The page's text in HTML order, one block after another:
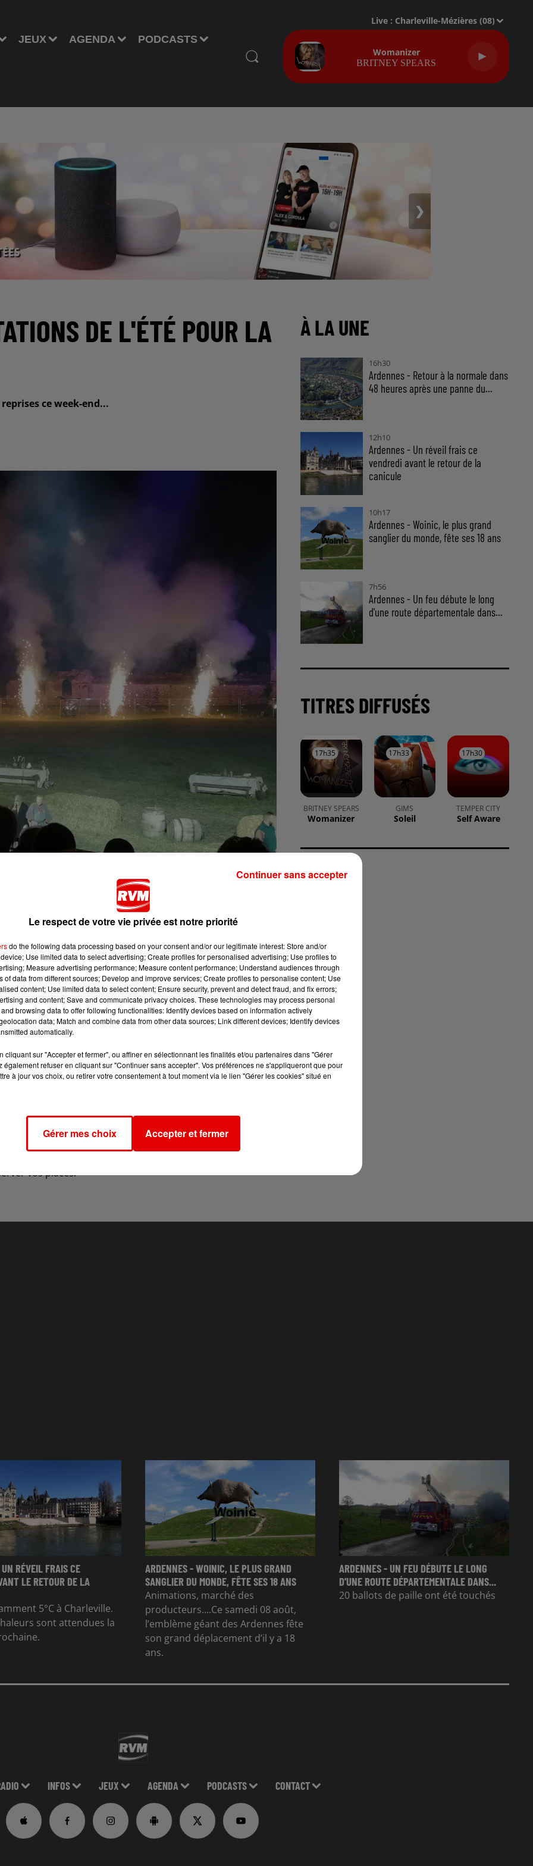
JEUX AGENDA PODCASTS
Live : Charleville-Mézières (08)
Womanizer
BRITNEY SPEARS
❯
DE L'ÉTÉ POUR LA
ce week-end...
Cassine
la Cassine a choisi de consacrer son spectacle estival à un
Robin des Bois.
forêt de Sherwood. Le concept reste le même : les
unique en Europequi se déplace au fil des scènes sur 300
d'entraide et d'amour.
au micro de Cordula Mullerke :
ne désemplit pas depuis sa première.
vendredi 12 et samedi 13 août à 22h30, c’est donc le
vos places.
À LA UNE
16h30
Ardennes - Retour à la normale dans
48 heures après une panne du...
12h10
Ardennes - Un réveil frais ce
vendredi avant le retour de la
canicule
10h17
Ardennes - Woinic, le plus grand
sanglier du monde, fête ses 18 ans
7h56
Ardennes - Un feu débute le long
d'une route départementale dans...
TITRES DIFFUSÉS
17h35
17h35
BRITNEY SPEARS
Womanizer
17h33
17h33
GIMS
Soleil
17h30
17h30
TEMPER CITY
Self Aware
RÉVEIL FRAIS CE
LE RETOUR DE LA
5°C à Charleville.
sont attendues la
ARDENNES - WOINIC, LE PLUS GRAND
SANGLIER DU MONDE, FÊTE SES 18 ANS
Animations, marché des
producteurs....Ce samedi 08 août,
l’emblème géant des Ardennes fête
son grand déplacement d’il y a 18
ans.
ARDENNES - UN FEU DÉBUTE LE LONG
D'UNE ROUTE DÉPARTEMENTALE DANS...
20 ballots de paille ont été touchés
INFOS JEUX AGENDA PODCASTS CONTACT
Le respect de votre vie privée est notre priorité
do the following data processing based on your consent and/or our legitimate interest: Store and/or
Use limited data to select advertising; Create profiles for personalised advertising; Use profiles to
Measure advertising performance; Measure content performance; Understand audiences through
of data from different sources; Develop and improve services; Create profiles to personalise content; Use
content; Use limited data to select content; Ensure security, prevent and detect fraud, and fix errors;
and content; Save and communicate privacy choices. These technologies may process personal
browsing data to offer following functionalities: Identify devices based on information actively
data; Match and combine data from other data sources; Link different devices; Identify devices
automatically.
cliquant sur "Accepter et fermer", ou affiner en sélectionnant les finalités et/ou partenaires dans "Gérer
également refuser en cliquant sur "Continuer sans accepter". Vos préférences ne s'appliqueront que pour
à jour vos choix, ou retirer votre consentement à tout moment via le lien "Gérer les cookies" situé en
Gérer mes choix Accepter et fermer
Continuer sans accepter